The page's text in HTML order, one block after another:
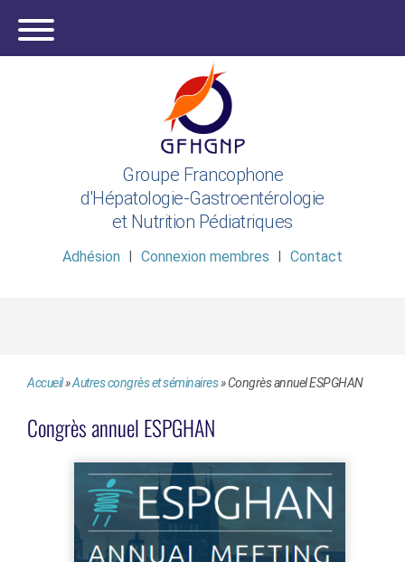
Groupe Francophone
d'Hépatologie-Gastroentérologie
et Nutrition Pédiatriques
Adhésion Connexion membres Contact
Accueil»Autres congrès et séminaires»Congrès annuel ESPGHAN
Congrès annuel ESPGHAN